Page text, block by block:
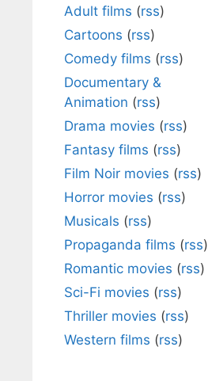
Adult films (rss)
Cartoons (rss)
Comedy films (rss)
Documentary &
Animation (rss)
Drama movies (rss)
Fantasy films (rss)
Film Noir movies (rss)
Horror movies (rss)
Musicals (rss)
Propaganda films (rss)
Romantic movies (rss)
Sci-Fi movies (rss)
Thriller movies (rss)
Western films (rss)